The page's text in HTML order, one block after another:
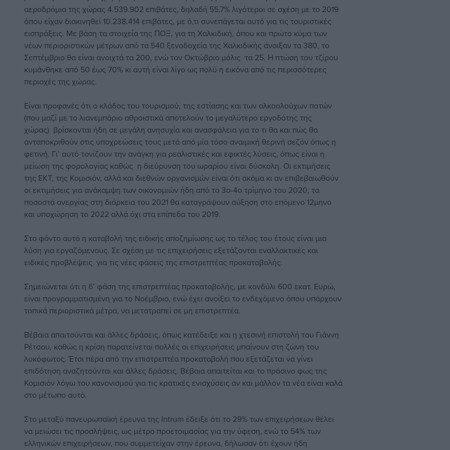
αεροδρόμια της χώρας 4.539.902 επιβάτες, δηλαδή 55,7% λιγότεροι σε σχέση με το 2019
όπου είχαν διακινηθεί 10.238.414 επιβάτες, με ό,τι συνεπάγεται αυτό για τις τουριστικές
εισπράξεις. Με βάση τα στοιχεία της ΠΟΞ, για τη Χαλκιδική, όπου και πρώτο κύμα των
νέων περιοριστικών μέτρων από τα 540 ξενοδοχεία της Χαλκιδικής άνοιξαν τα 380, το
Σεπτέμβριο θα είναι ανοιχτά τα 200, ενώ τον Οκτώβριο μόλις τα 25. Η πτώση του τζίρου
κυμάνθηκε από 50 έως 70% κι αυτή είναι λίγο ως πολύ η εικόνα από τις περισσότερες
περιοχές της χώρας.
Είναι προφανές ότι ο κλάδος του τουρισμού, της εστίασης και των αλκοολούχων ποτών
(που μαζί με το λιανεμπόριο αθροιστικά αποτελούν το μεγαλύτερο εργοδότης της
χώρας) βρίσκονται ήδη σε μεγάλη ανησυχία και ανασφάλεια για το τι θα και πώς θα
ανταποκριθούν στις υποχρεώσεις τους μετά από μία τόσο αναιμική θερινή σεζόν όπως η
φετινή. Γι’ αυτό τονίζουν την ανάγκη για ρεαλιστικές και εφικτές λύσεις, όπως είναι η
μείωση της φορολογίας καθώς η διεύρυνση του ωραρίου είναι δύσκολη. Οι εκτιμήσεις
της ΕΚΤ, της Κομισιόν, αλλά και διεθνών οργανισμών είναι ότι ακόμα κι αν επιβεβαιωθούν
οι εκτιμήσεις για ανάκαμψη των οικονομιών ήδη από το 3ο-4ο τρίμηνο του 2020, τα
ποσοστά ανεργίας στη διάρκεια του 2021 θα καταγράψουν αύξηση στο επόμενο 12μηνο
και υποχώρηση το 2022 αλλά όχι στα επίπεδα του 2019.
Στο φόντο αυτό η καταβολή της ειδικής αποζημίωσης ως το τέλος του έτους είναι μια
λύση για εργαζόμενους. Σε σχέση με τις επιχειρήσεις εξετάζονται εναλλακτικές και
ειδικές προβλέψεις για τις νέες φάσεις της επιστρεπτέας προκαταβολής.
Σημειώνεται ότι η δ’ φάση της επιστρεπτέας προκαταβολής, με κονδύλι 600 εκατ. Ευρώ,
είναι προγραμματισμένη για το Νοέμβριο, ενώ έχει ανοίξει το ενδεχόμενο όπου υπάρχουν
τοπικά περιοριστικά μέτρα, να μετατραπεί σε μη επιστρεπτέα.
Βέβαια απαιτούνται και άλλες δράσεις, όπως κατέδειξε και η χτεσινή επιστολή του Γιάννη
Ρέτσου, καθώς η κρίση παρατείνεται πολλές οι επιχειρήσεις μπαίνουν στη ζώνη του
λυκόφωτος. Έτσι πέρα από την επιστρεπτέα προκαταβολή που εξετάζεται να γίνει
επιδότηση αναζητούνται και άλλες δράσεις. Βέβαια απαιτείται και το πράσινο φως της
Κομισιόν λόγω του κανονισμού για τις κρατικές ενισχύσεις αν και μάλλον τα νέα είναι καλά
στο μέτωπο αυτό.
Στο μεταξύ πανευρωπαϊκή έρευνα της Intrum έδειξε ότι το 29% των επιχειρήσεων θέλει
να μειώσει τις προσλήψεις, ως μέτρο προετοιμασίας για την ύφεση, ενώ το 54% των
ελληνικών επιχειρήσεων, που συμμετείχαν στην έρευνα, δήλωσαν ότι έχουν ήδη